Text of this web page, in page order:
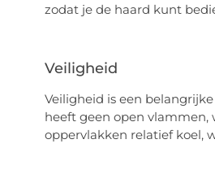
zodat je de haard kunt
Veiligheid
Veiligheid is een
heeft geen open vlammen,
oppervlakken relatief koel,